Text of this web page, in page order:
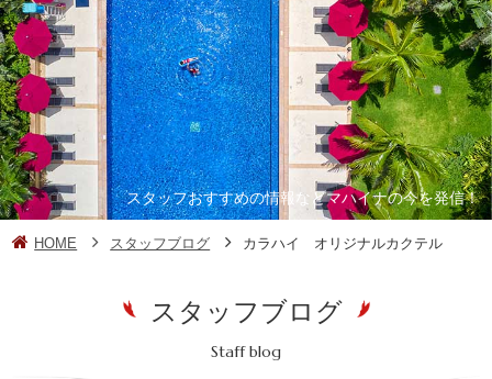
スタッフおすすめの情報などマハイナの今を発信！
HOME スタッフブログ カラハイ オリジナルカクテル
スタッフブログ
Staff blog